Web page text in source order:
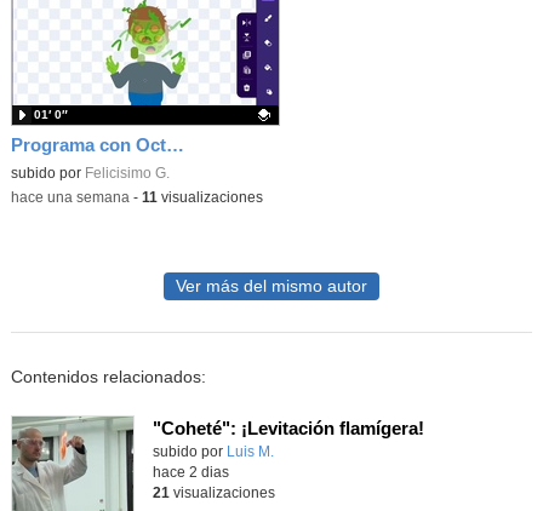
Programa con OctoStudio, un juego homenajeando al House of the dead con Zombies
Contenido educativo.
subido por Felicisimo G.
01′ 0″
-hace una semana - 11 visualizaciones
Ver más del mismo autor
Contenidos relacionados:
"Coheté": ¡Levitación flamígera!
Contenido educativo.
subido por Luis M.
hace 2 dias
21 visualizaciones